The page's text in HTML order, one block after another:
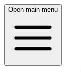
Open main menu